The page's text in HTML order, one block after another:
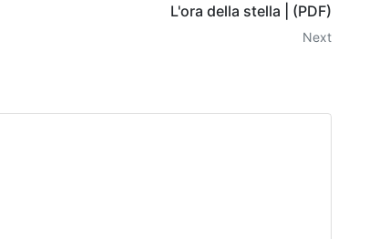
L'ora della stella | (PDF)
Next